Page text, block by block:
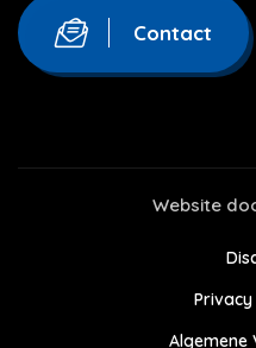
Contact
Website